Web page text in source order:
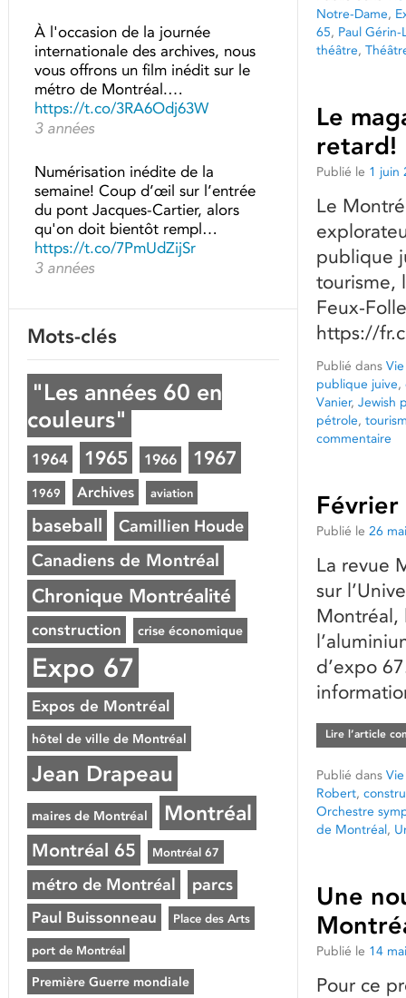
Notre-Dame,
65, Paul Gérin-
théâtre,
Le
retard!
Publié le 1 juin
Le
publique
tourisme,
Feux-
https://
Publié dans
publique juive,
Vanier, Jewish
pétrole,
commentaire
Publié le 26
La revue
sur
Montréal,
d’expo
Lire l’article
Publié dans
Robert,
Orchestre
de Montréal,
Une
Publié le 14
Pour ce
À l'occasion de la journée
internationale des archives, nous
vous offrons un film inédit sur le
métro de Montréal.…
https://t.co/3RA6Odj63W
3 années
Numérisation inédite de la
semaine! Coup d’œil sur l’entrée
du pont Jacques-Cartier, alors
qu'on doit bientôt rempl…
https://t.co/7PmUdZijSr
3 années
Mots-clés
"Les années 60 en
couleurs"
1964 1965 1966 1967
1969 Archives aviation
baseball Camillien Houde
Canadiens de Montréal
Chronique Montréalité
construction crise économique
Expo 67
Expos de Montréal
hôtel de ville de Montréal
Jean Drapeau
maires de Montréal Montréal
Montréal 65 Montréal 67
métro de Montréal parcs
Paul Buissonneau Place des Arts
port de Montréal
Première Guerre mondiale